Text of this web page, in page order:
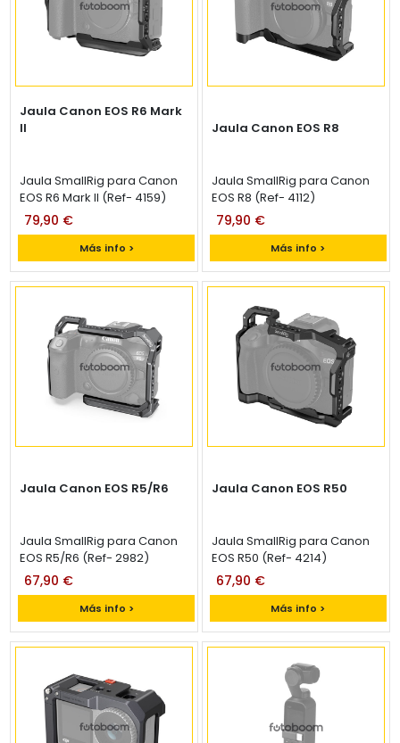
Jaula Canon EOS R6 Mark
II
Jaula SmallRig para Canon
EOS R6 Mark II (Ref- 4159)
Más info >
79,90 €
Jaula Canon EOS R8
Jaula SmallRig para Canon
EOS R8 (Ref- 4112)
Más info >
79,90 €
Jaula Canon EOS R5/R6
Jaula SmallRig para Canon
EOS R5/R6 (Ref- 2982)
Más info >
67,90 €
Jaula Canon EOS R50
Jaula SmallRig para Canon
EOS R50 (Ref- 4214)
Más info >
67,90 €